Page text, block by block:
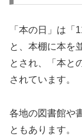
「本の日」は
と、本棚に本を
とされ、「本と
されています。
各地の図書館や
ともあります。